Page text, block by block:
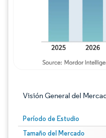
Visión General del
Período de Estudio
Tamaño del Mercado